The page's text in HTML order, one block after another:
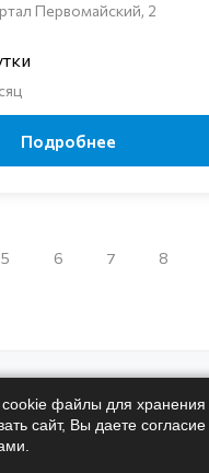
Первомайский, 2
Подробнее
5 6 7 8
подобрать
cookie файлы для хранения
сайт, Вы даете согласие